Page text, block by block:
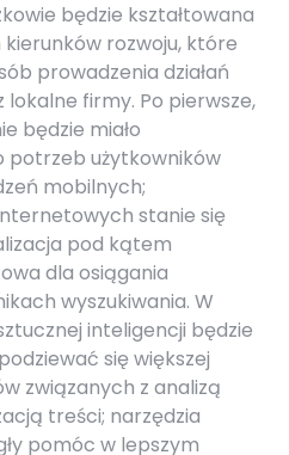
będzie kształtowana
rozwoju, które
prowadzenia działań
firmy. Po pierwsze,
będzie miało
potrzeb użytkowników
mobilnych;
stanie się
pod kątem
dla osiągania
wyszukiwania. W
inteligencji będzie
się większej
związanych z analizą
treści; narzędzia
pomóc w lepszym